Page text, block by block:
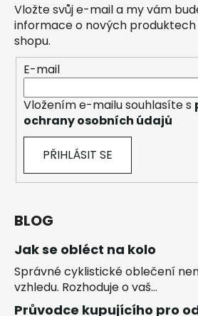
Vložte svůj e-mail a my vám
informace o nových
shopu.
E-mail
Vložením e-mailu souhlasíte s
ochrany osobních údajů
PŘIHLÁSIT SE
BLOG
Jak se obléct na kolo
Správné cyklistické oblečení
vzhledu. Rozhoduje o vaš...
Průvodce kupujícího pro